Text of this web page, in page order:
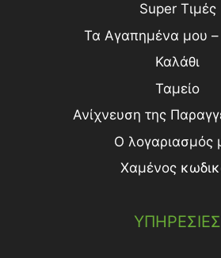
Super Τιμές
Τα Αγαπημένα μου –
Καλάθι
Ταμείο
Ανίχνευση της
Ο λογαριασμός
Χαμένος
ΥΠΗΡΕΣΙΕΣ